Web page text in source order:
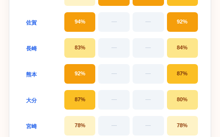
佐賀 94% — — 92%
長崎 83% — — 84%
熊本 92% — — 87%
大分 87% — — 80%
宮崎 78% — — 78%